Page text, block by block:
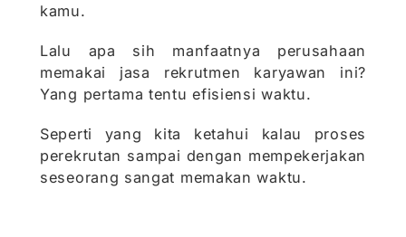
kamu.
Lalu apa sih manfaatnya perusahaan
memakai jasa rekrutmen karyawan ini?
Yang pertama tentu efisiensi waktu.
Seperti yang kita ketahui kalau proses
perekrutan sampai dengan mempekerjakan
seseorang sangat memakan waktu.